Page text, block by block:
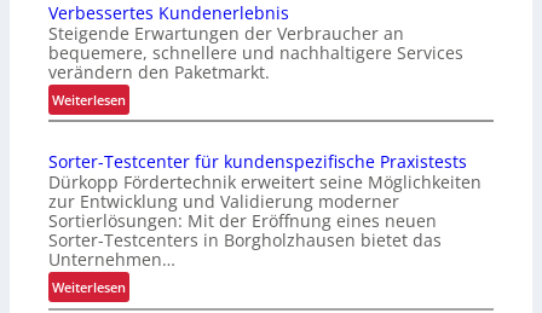
p
t
i
m
i
t
e
r
P
a
l
Verbessertes Kundenerlebnis
Steigende Erwartungen der Verbraucher an
bequemere, schnellere und nachhaltigere Services
verändern den Paketmarkt.
Weiterlesen:
V
r
b
e
s
s
r
Sorter-Testcenter für kundenspezifische Praxistests
Dürkopp Fördertechnik erweitert seine Möglichkeiten
zur Entwicklung und Validierung moderner
Sortierlösungen: Mit der Eröffnung eines neuen
Sorter-Testcenters in Borgholzhausen bietet das
Unternehmen…
Weiterlesen:
S